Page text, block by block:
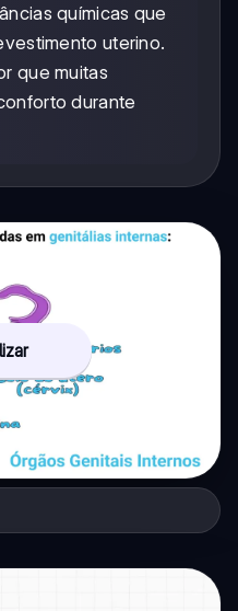
químicas que
uterino.
que muitas
durante